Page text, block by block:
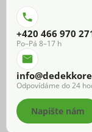
+420 466 970
Po–Pá 8–17 h
Odpovídáme do 24
Napište nám